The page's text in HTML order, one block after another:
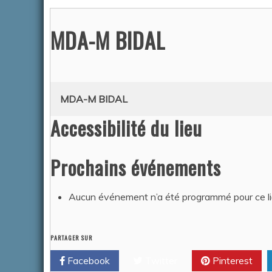
MDA-M BIDAL
MDA-M BIDAL
Accessibilité du lieu
Prochains événements
Aucun événement n’a été programmé pour ce
PARTAGER SUR
Facebook Pinterest
Tarn